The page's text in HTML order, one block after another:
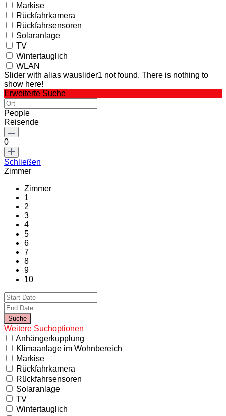
Markise
Rückfahrkamera
Rückfahrsensoren
Solaranlage
TV
Wintertauglich
WLAN
Slider with alias wauslider1 not found. There is nothing to
show here!
Erweiterte Suche
People
Reisende
0
Schließen
Zimmer
Zimmer
1
2
3
4
5
6
7
8
9
10
Weitere Suchoptionen
Anhängerkupplung
Klimaanlage im Wohnbereich
Markise
Rückfahrkamera
Rückfahrsensoren
Solaranlage
TV
Wintertauglich